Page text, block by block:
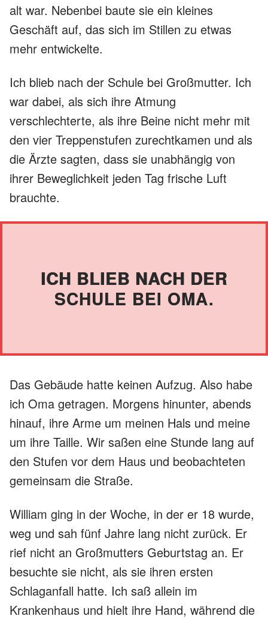
alt war. Nebenbei baute sie ein kleines
Geschäft auf, das sich im Stillen zu etwas
mehr entwickelte.
Ich blieb nach der Schule bei Großmutter. Ich
war dabei, als sich ihre Atmung
verschlechterte, als ihre Beine nicht mehr mit
den vier Treppenstufen zurechtkamen und als
die Ärzte sagten, dass sie unabhängig von
ihrer Beweglichkeit jeden Tag frische Luft
brauchte.
ICH BLIEB NACH DER
SCHULE BEI OMA.
Das Gebäude hatte keinen Aufzug. Also habe
ich Oma getragen. Morgens hinunter, abends
hinauf, ihre Arme um meinen Hals und meine
um ihre Taille. Wir saßen eine Stunde lang auf
den Stufen vor dem Haus und beobachteten
gemeinsam die Straße.
William ging in der Woche, in der er 18 wurde,
weg und sah fünf Jahre lang nicht zurück. Er
rief nicht an Großmutters Geburtstag an. Er
besuchte sie nicht, als sie ihren ersten
Schlaganfall hatte. Ich saß allein im
Krankenhaus und hielt ihre Hand, während die